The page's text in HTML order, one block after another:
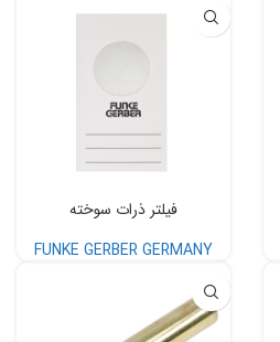
فیلتر ذرات سوخته
FUNKE GERBER GERMANY